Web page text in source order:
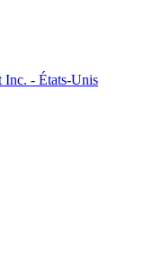
Inc. - États-Unis